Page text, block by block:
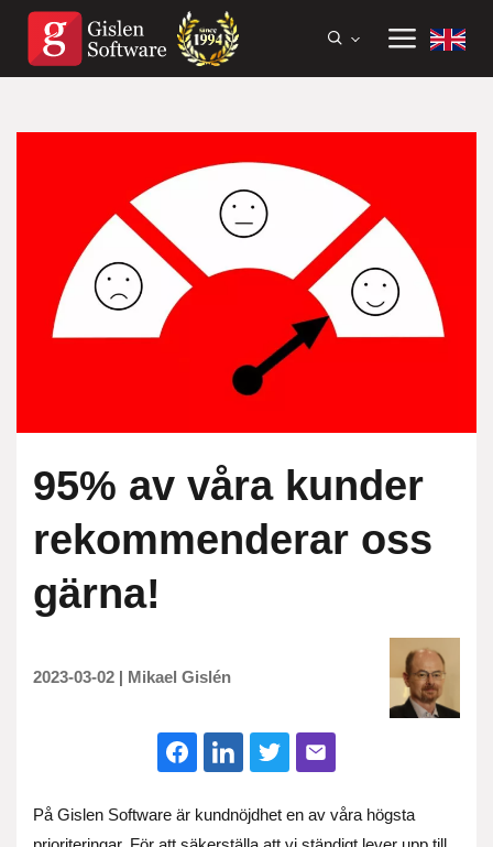
95% av våra kunder
rekommenderar oss
gärna!
2023-03-02 | Mikael Gislén
På Gislen Software är kundnöjdhet en av våra högsta